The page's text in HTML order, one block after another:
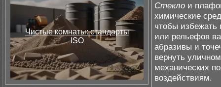
Чистые комнаты: стандарты
ISO
Стекло и
химические
чтобы
или рельефов
абразивы и
вернуть
механических
воздействиям.